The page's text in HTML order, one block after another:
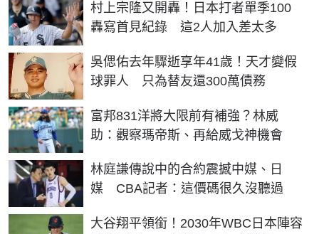
村上宗隆又開轟！日本打者單季100
轟寫首見紀錄 這2人加入差太多
吳偲佑去年驟逝享年41歲！天才變假
球罪人 只為替友還300萬債務
富邦831洋將大限前有補強？林威
助：觀察瑪帝斯、再給威戈神機會
林庭謙傳說中的合約震撼中媒、日
媒 CBA記者：這價碼很久沒聽過
大谷翔平領銜！2030年WBC日本陣容